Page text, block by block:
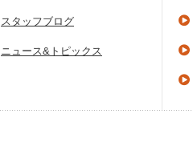
スタッフブログ
ニュース&トピックス